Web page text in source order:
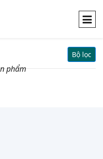
Bộ lọc
phẩm